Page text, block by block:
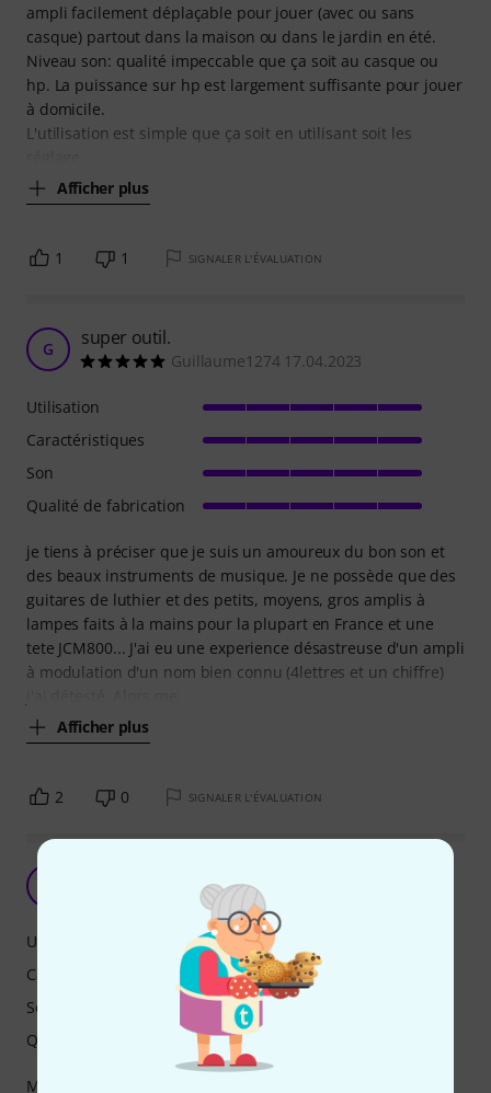
ampli facilement déplaçable pour jouer (avec ou sans
casque) partout dans la maison ou dans le jardin en été.
Niveau son: qualité impeccable que ça soit au casque ou
hp. La puissance sur hp est largement suffisante pour jouer
à domicile.
L'utilisation est simple que ça soit en utilisant soit les
Afficher plus
1 1 SIGNALER L'ÉVALUATION
G super outil.
Guillaume1274 17.04.2023
je tiens à préciser que je suis un amoureux du bon son et
des beaux instruments de musique. Je ne possède que des
guitares de luthier et des petits, moyens, gros amplis à
lampes faits à la mains pour la plupart en France et une
tete JCM800... J'ai eu une experience désastreuse d'un ampli
à modulation d'un nom bien connu (4lettres et un chiffre)
Afficher plus
Utilisation
Caractéristiques
Son
Qualité de fabrication
2 0 SIGNALER L'ÉVALUATION
jimmini 05.04.2021
Magnifique en son clair, demande un peu plus d'attention
Utilisation
Caractéristiques
Son
Qualité de fabrication